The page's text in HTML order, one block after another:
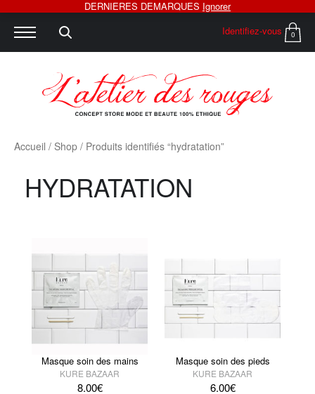
Identifiez-vous 0
Accueil / Shop / Produits identifiés “hydratation”
HYDRATATION
Masque soin des mains
KURE BAZAAR
8.00€
Masque soin des pieds
KURE BAZAAR
6.00€
DERNIERES DEMARQUES Ignorer